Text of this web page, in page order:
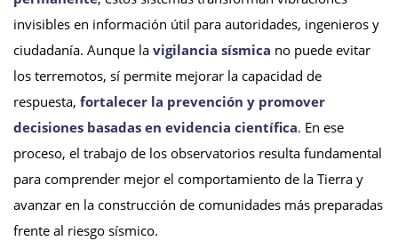
invisibles en información útil para autoridades, ingenieros y
ciudadanía. Aunque la vigilancia sísmica no puede evitar
los terremotos, sí permite mejorar la capacidad de
respuesta, fortalecer la prevención y promover
decisiones basadas en evidencia científica. En ese
proceso, el trabajo de los observatorios resulta fundamental
para comprender mejor el comportamiento de la Tierra y
avanzar en la construcción de comunidades más preparadas
frente al riesgo sísmico.